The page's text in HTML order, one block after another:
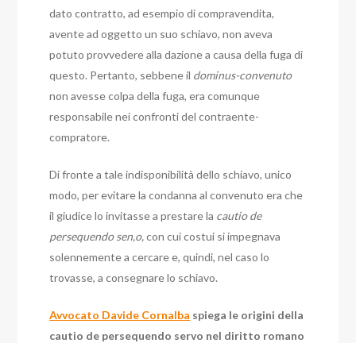
dato contratto, ad esempio di compravendita,
avente ad oggetto un suo schiavo, non aveva
potuto provvedere alla dazione a causa della fuga di
questo. Pertanto, sebbene il dominus-convenuto
non avesse colpa della fuga, era comunque
responsabile nei confronti del contraente-
compratore.
Di fronte a tale indisponibilità dello schiavo, unico
modo, per evitare la condanna al convenuto era che
il giudice lo invitasse a prestare la cautio de
persequendo sen,o,con cui costui si impegnava
solennemente a cercare e, quindi, nel caso lo
trovasse, a consegnare lo schiavo.
Avvocato Davide Cornalba spiega le origini della
cautio de persequendo servo nel diritto romano